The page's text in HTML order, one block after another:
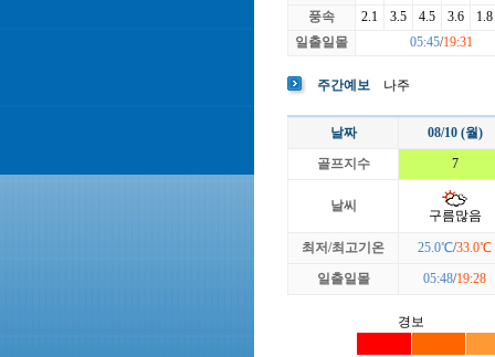
풍속
2.1 3.5 4.5 3.6
1.8
일출일몰
05:45/19:31
주간예보 나주
날짜
08/10 (월)
골프지수
7
날씨
구름많음
최저/최고기온 25.0℃/33.0℃
일출일몰
05:48/19:28
경보